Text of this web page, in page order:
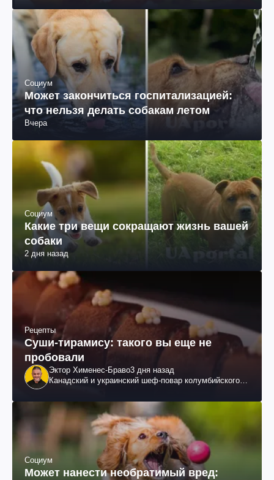
Социум
Может закончиться госпитализацией:
что нельзя делать собакам летом
Вчера
Социум
Какие три вещи сокращают жизнь вашей
собаки
2 дня назад
Рецепты
Суши-тирамису: такого вы еще не
пробовали
Эктор Хименес-Браво3 дня назад
Канадский и украинский шеф-повар колумбийского
Социум
Может нанести необратимый вред: